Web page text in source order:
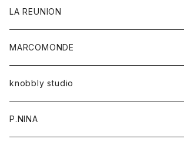
LA REUNION
MARCOMONDE
knobbly studio
P.NINA